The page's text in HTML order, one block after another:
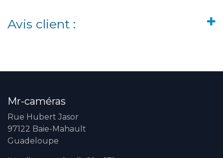
Avis client :
Mr-caméras
Rue Hubert Jasor
97122 Baie-Mahault
Guadeloupe